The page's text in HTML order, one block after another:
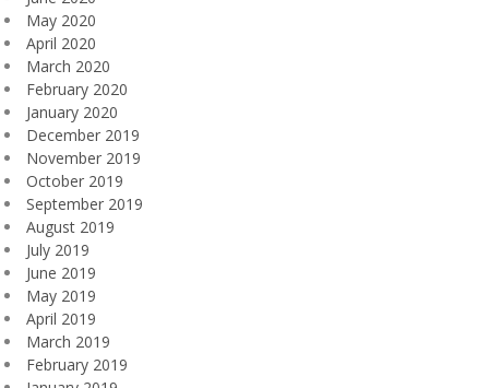
May 2020
April 2020
March 2020
February 2020
January 2020
December 2019
November 2019
October 2019
September 2019
August 2019
July 2019
June 2019
May 2019
April 2019
March 2019
February 2019